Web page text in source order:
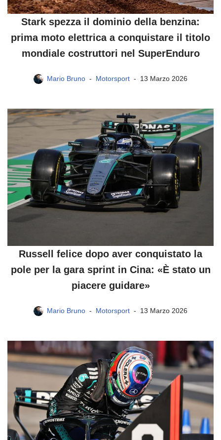
Stark spezza il dominio della benzina:
prima moto elettrica a conquistare il titolo
mondiale costruttori nel SuperEnduro
Mario Bruno Motorsport 13 Marzo 2026
Russell felice dopo aver conquistato la
pole per la gara sprint in Cina: «È stato un
piacere guidare»
Mario Bruno Motorsport 13 Marzo 2026